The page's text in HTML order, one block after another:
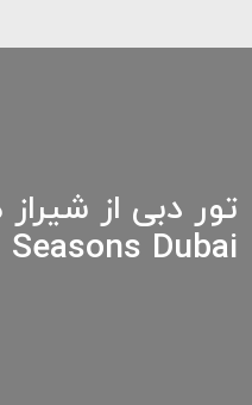
Seasons Dubai